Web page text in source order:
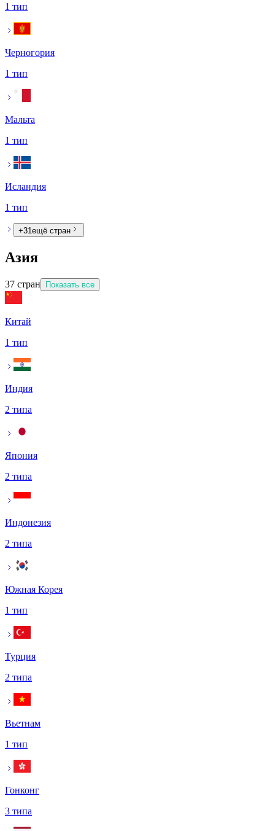
1 тип
Черногория
1 тип
Мальта
1 тип
Исландия
1 тип
+31 ещё стран
Азия
37 стран Показать все
Китай
1 тип
Индия
2 типа
Япония
2 типа
Индонезия
2 типа
Южная Корея
1 тип
Турция
2 типа
Вьетнам
1 тип
Гонконг
3 типа